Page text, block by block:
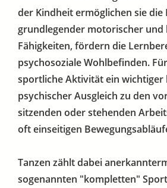
der Kindheit ermöglichen sie die
grundlegender motorischer und
Fähigkeiten, fördern die
psychosoziale Wohlbefinden.
sportliche Aktivität ein
psychischer Ausgleich zu den
sitzenden oder stehenden
oft einseitigen
Tanzen zählt dabei
sogenannten "kompletten"